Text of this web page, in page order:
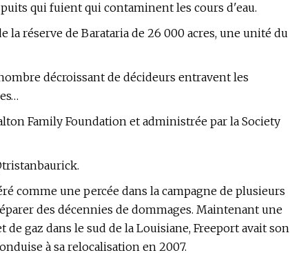
qui fuient qui contaminent les cours d'eau.
la réserve de Barataria de 26 000 acres, une unité du
décroissant de décideurs entravent les
Family Foundation et administrée par la Society
comme une percée dans la campagne de plusieurs
des décennies de dommages. Maintenant une
gaz dans le sud de la Louisiane, Freeport avait son
à sa relocalisation en 2007.